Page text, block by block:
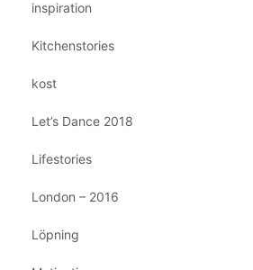
inspiration
Kitchenstories
kost
Let’s Dance 2018
Lifestories
London – 2016
Löpning